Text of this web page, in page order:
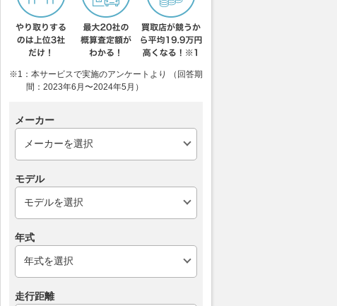
鉄道が通るはずだった」
ートとは
乗りものニュース
よ…！」もはや伝説!? 日本有
数の「有料道路だらけ」エリア
で“無料化された道”3選 便利に
2026.08.02 乗りものニュース
※1：本サービスで実施のアンケートより （回答期
間：2023年6月〜2024年5月）
メーカー
モデル
年式
走行距離